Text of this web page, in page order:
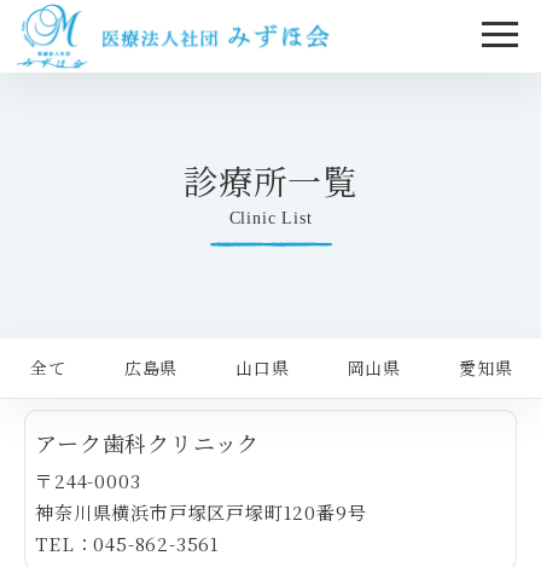
診療所一覧
Clinic List
全て 広島県 山口県 岡山県 愛知県
アーク歯科クリニック
〒244-0003
神奈川県横浜市戸塚区戸塚町120番9号
TEL：045-862-3561